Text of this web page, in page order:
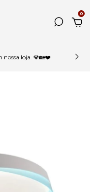
0
nossa loja. 💎🏡❤️